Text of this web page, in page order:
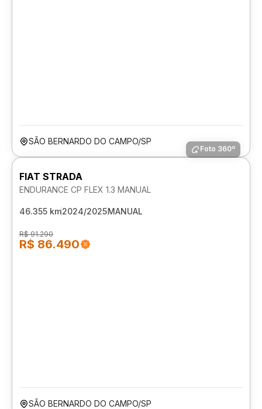
SÃO BERNARDO DO CAMPO/SP
Foto 360º
FIAT STRADA
ENDURANCE CP FLEX 1.3 MANUAL
46.355 km2024/2025MANUAL
R$ 91.290
R$ 86.490
SÃO BERNARDO DO CAMPO/SP